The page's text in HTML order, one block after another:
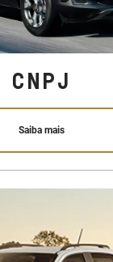
CNPJ
Saiba mais